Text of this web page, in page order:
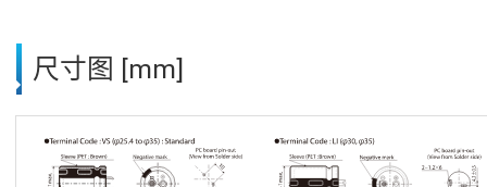
尺寸图 [mm]